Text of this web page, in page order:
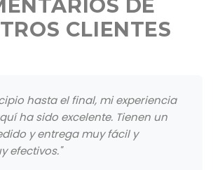
DE
CLIENTES
hasta el final, mi experiencia
ha sido excelente. Tienen un
y entrega muy fácil y
efectivos."